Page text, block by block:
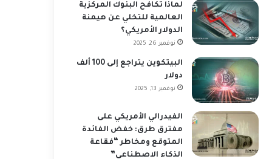
لماذا تكافح البنوك المركزية
العالمية للتخلي عن هيمنة
الدولار الأمريكي؟
نوفمبر 26, 2025
البيتكوين يتراجع إلى 100 ألف
دولار
نوفمبر 13, 2025
الفيدرالي الأمريكي على
مفترق طرق: خفض الفائدة
المتوقع ومخاطر “فقاعة
الذكاء الاصطناعي”